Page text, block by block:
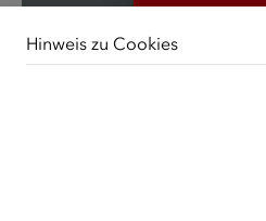
Hinweis zu Cookies